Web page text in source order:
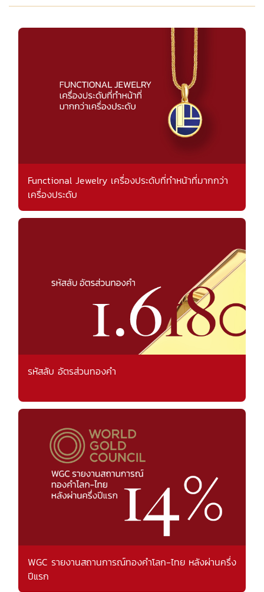
Functional Jewelry เครื่องประดับที่ทำหน้าที่มากกว่า
เครื่องประดับ
รหัสลับ อัตรส่วนทองคำ
WGC รายงานสถานการณ์ทองคำโลก-ไทย หลังผ่านครึ่ง
ปีแรก